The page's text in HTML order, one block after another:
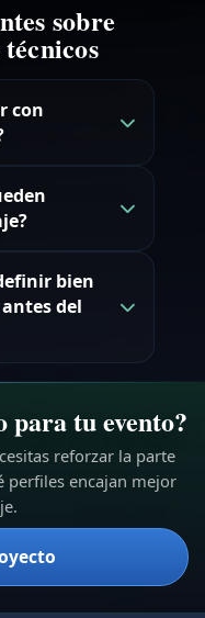
sobre
con
bien
del
para tu evento?
reforzar la parte
perfiles encajan mejor